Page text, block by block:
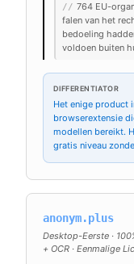
// 764 EU-
falen van het
bedoeling
voldoen buiten
DIFFERENTIATOR
Het enige product
browserextensie
modellen bereikt.
gratis niveau
anonym.plus
Desktop-Eerste ·
+ OCR · Eenmalige